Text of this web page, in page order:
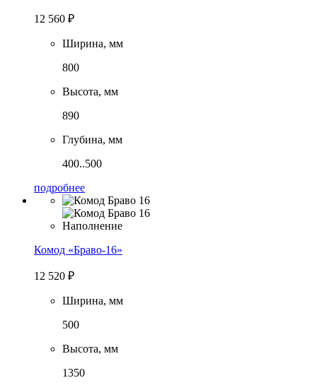
12 560 ₽
Ширина, мм
800
Высота, мм
890
Глубина, мм
400..500
подробнее
Комод «Браво-16»
12 520 ₽
Ширина, мм
500
Высота, мм
1350